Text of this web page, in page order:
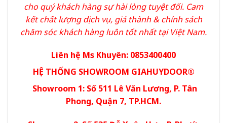
cho quý khách hàng sự hài lòng tuyệt đối. Cam
kết chất lượng dịch vụ, giá thành & chính sách
chăm sóc khách hàng luôn tốt nhất tại Việt Nam.
Liên hệ Ms Khuyên: 0853400400
HỆ THỐNG SHOWROOM GIAHUYDOOR®
Showroom 1: Số 511 Lê Văn Lương, P. Tân
Phong, Quận 7, TP.HCM.